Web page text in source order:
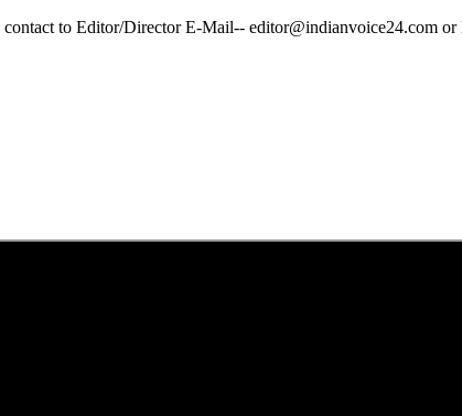
to Editor/Director E-Mail-- editor@indianvoice24.com